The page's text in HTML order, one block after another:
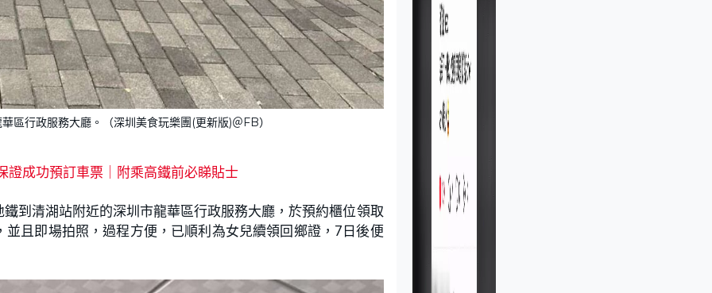
區行政服務大廳。（深圳美食玩樂團(更新版)＠FB）
成功預訂車票｜附乘高鐵前必睇貼士
到清湖站附近的深圳市龍華區行政服務大廳，於預約櫃位領取
且即場拍照，過程方便，已順利為女兒續領回鄉證，7日後便